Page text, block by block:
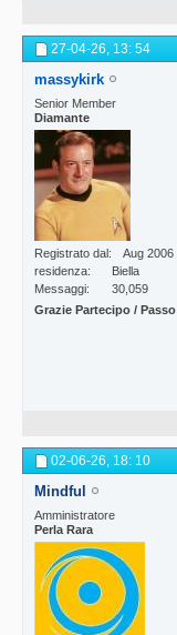
27-04-26, 13: 54
massykirk
Senior Member
Diamante
Registrato dal
Aug 2006
residenza
Biella
Messaggi
30,059
Grazie Partecipo / Passo
02-06-26, 18: 10
Mindful
Amministratore
Perla Rara